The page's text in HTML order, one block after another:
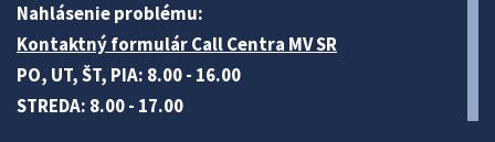
Nahlásenie problému:
Kontaktný formulár Call Centra MV SR
PO, UT, ŠT, PIA: 8.00 - 16.00
STREDA: 8.00 - 17.00